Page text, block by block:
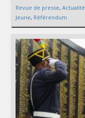
Revue de presse, Actualité
Jeune, Référendum